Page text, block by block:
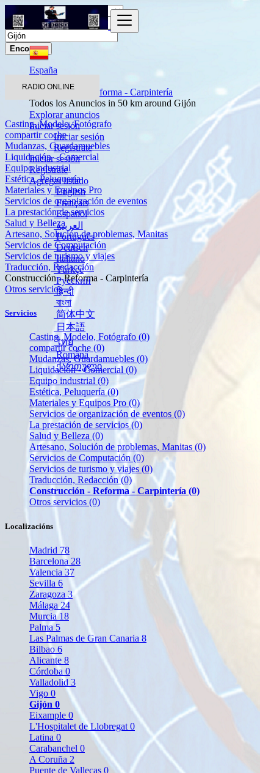
RADIO ONLINE
Explorar anuncios
Iniciar sesión
Iniciar sesión
Regístrate
Iniciar sesión
Regístrate
Agregar listado
English
Français
Español
العربية
Português
Deutsch
Italiano
Türkçe
Русский
हिन्दी
বাংলা
简体中文
日本語
ไทย
Română
ქართული
Encontrar
España
Construcción - Reforma - Carpintería
Todos los Anuncios in 50 km around Gijón
Casting, Modelo, Fotógrafo
compartir coche
Mudanzas, Guardamuebles
Liquidación - Comercial
Equipo industrial
Estética, Peluquería
Materiales y Equipos Pro
Servicios de organización de eventos
La prestación de servicios
Salud y Belleza
Artesano, Solución de problemas, Manitas
Servicios de Computación
Servicios de turismo y viajes
Traducción, Redacción
Construcción - Reforma - Carpintería
Otros servicios
Servicios
Casting, Modelo, Fotógrafo (0)
compartir coche (0)
Mudanzas, Guardamuebles (0)
Liquidación - Comercial (0)
Equipo industrial (0)
Estética, Peluquería(0)
Materiales y Equipos Pro (0)
Servicios de organización de eventos (0)
La prestación de servicios(0)
Salud y Belleza (0)
Artesano, Solución de problemas, Manitas (0)
Servicios de Computación (0)
Servicios de turismo y viajes (0)
Traducción, Redacción(0)
Construcción - Reforma - Carpintería (0)
Otros servicios (0)
Localizacións
Madrid 78
Barcelona 28
Valencia 37
Sevilla 6
Zaragoza 3
Málaga24
Murcia18
Palma 5
Las Palmas de Gran Canaria 8
Bilbao 6
Alicante 8
Córdoba 0
Valladolid 3
Vigo 0
Gijón 0
Eixample 0
L'Hospitalet de Llobregat 0
Latina 0
Carabanchel 0
A Coruña 2
Puente de Vallecas 0